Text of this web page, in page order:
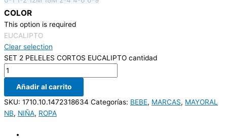
COLOR
This option is required
EUCALIPTO
Clear selection
SET 2 PELELES CORTOS EUCALIPTO cantidad
Añadir al carrito
SKU: 1710.10.1472318634 Categorías: BEBE, MARCAS, MAYORAL
NB, NIÑA, ROPA